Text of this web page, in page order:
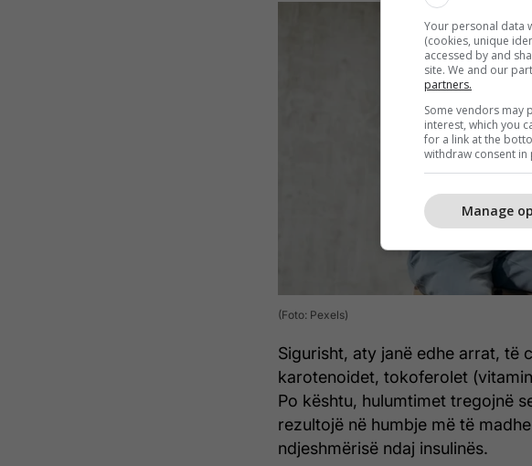
(Foto: Pexels)
Sigurisht, aty janë edhe arrat, të
karotenoidet, tokoferolet
Po kështu, hulumtimet tregojnë
rezultojë në humbje më të
ndjeshmërisë ndaj insulinës.
Your personal data
(cookies, unique
accessed by and
site. We and our
partners.
Some vendors may
interest, which you
for a link at the
withdraw consent in
Manage